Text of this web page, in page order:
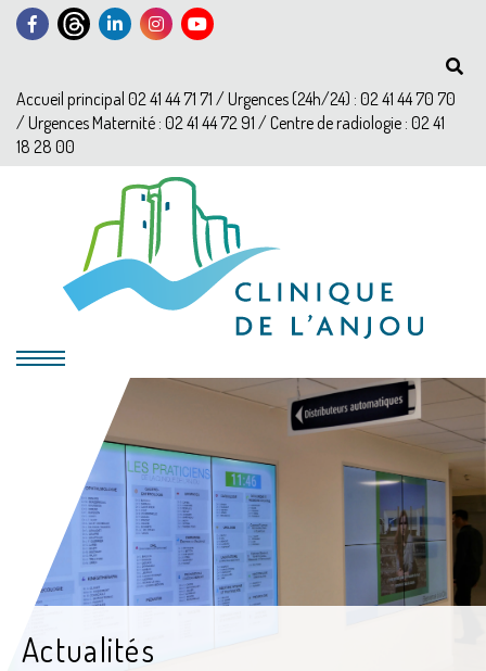
Accueil principal 02 41 44 71 71 / Urgences (24h/24) : 02 41 44 70 70
/ Urgences Maternité : 02 41 44 72 91 / Centre de radiologie : 02 41
18 28 00
Actualités